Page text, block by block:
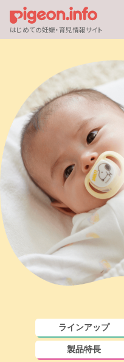
はじめての妊娠・育児情報サイト
ラインアップ
製品特長